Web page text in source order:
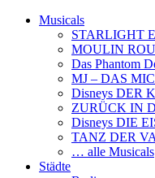
Musicals
STARLIGHT
MOULIN
Das Phantom
MJ – DAS
Disneys DER
ZURÜCK IN
Disneys DIE
TANZ DER
… alle Musicals
Städte